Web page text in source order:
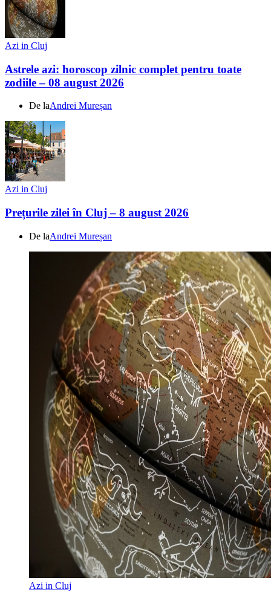
Azi in Cluj
Astrele azi: horoscop zilnic complet pentru toate
zodiile – 08 august 2026
De laAndrei Mureșan
Azi in Cluj
Prețurile zilei în Cluj – 8 august 2026
De laAndrei Mureșan
Azi in Cluj